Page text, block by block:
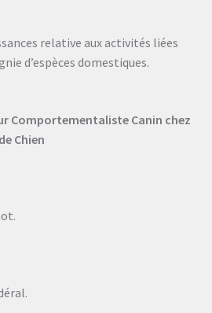
relative aux activités liées
d’espèces domestiques.
Comportementaliste Canin chez
Chien